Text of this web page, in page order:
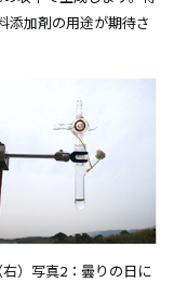
添加剤の用途が期待さ
）写真2：曇りの日に